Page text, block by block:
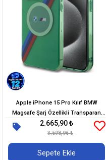
Apple iPhone 15 Pro Kılıf BMW
Magsafe Şarj Özellikli Transparan
Tricolor Stripes Orjinal Lisanslı Kapak
2.665,90 ₺
3.598,96 ₺
Sepete Ekle